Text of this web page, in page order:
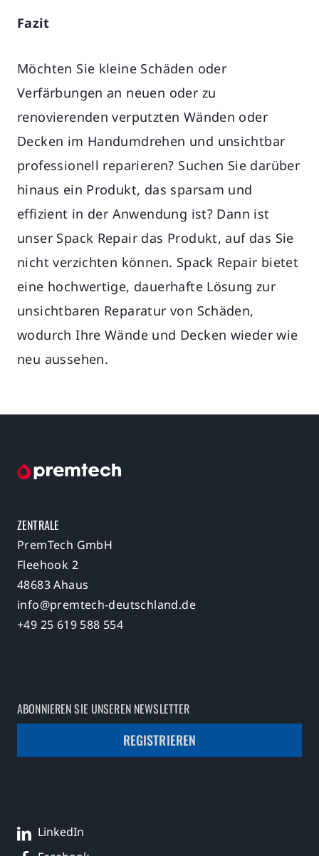
Fazit
Möchten Sie kleine Schäden oder
Verfärbungen an neuen oder zu
renovierenden verputzten Wänden oder
Decken im Handumdrehen und unsichtbar
professionell reparieren? Suchen Sie darüber
hinaus ein Produkt, das sparsam und
effizient in der Anwendung ist? Dann ist
unser Spack Repair das Produkt, auf das Sie
nicht verzichten können. Spack Repair bietet
eine hochwertige, dauerhafte Lösung zur
unsichtbaren Reparatur von Schäden,
wodurch Ihre Wände und Decken wieder wie
neu aussehen.
ZENTRALE
PremTech GmbH
Fleehook 2
48683 Ahaus
info@premtech-deutschland.de
+49 25 619 588 554
ABONNIEREN SIE UNSEREN NEWSLETTER
REGISTRIEREN
LinkedIn